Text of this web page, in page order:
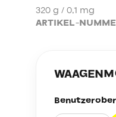
320 g / 0,1 mg
ARTIKEL-